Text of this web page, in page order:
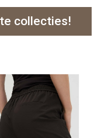
collecties!